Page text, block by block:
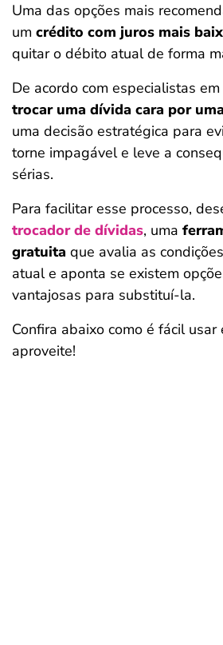
Uma das opções mais
um crédito com juros mais
quitar o débito atual de forma
De acordo com especialistas
trocar uma dívida cara por
uma decisão estratégica para
torne impagável e leve a
sérias.
Para facilitar esse processo,
trocador de dívidas, uma
gratuita que avalia as
atual e aponta se existem
vantajosas para substituí-la.
Confira abaixo como é fácil
aproveite!